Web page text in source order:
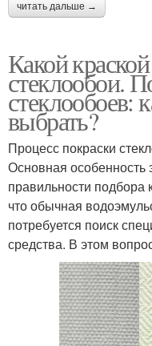
читать дальше →
Какой
стеклообои.
стеклообоев:
выбрать?
Процесс покраски
Основная особенность
правильности подбора
что обычная
потребуется поиск
средства. В этом